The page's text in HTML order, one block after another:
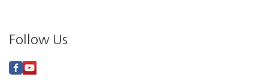
Follow Us